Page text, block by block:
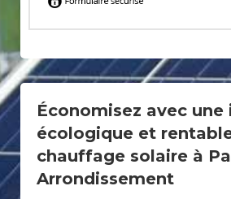
Économisez avec
écologique et
chauffage solaire à
Arrondissement